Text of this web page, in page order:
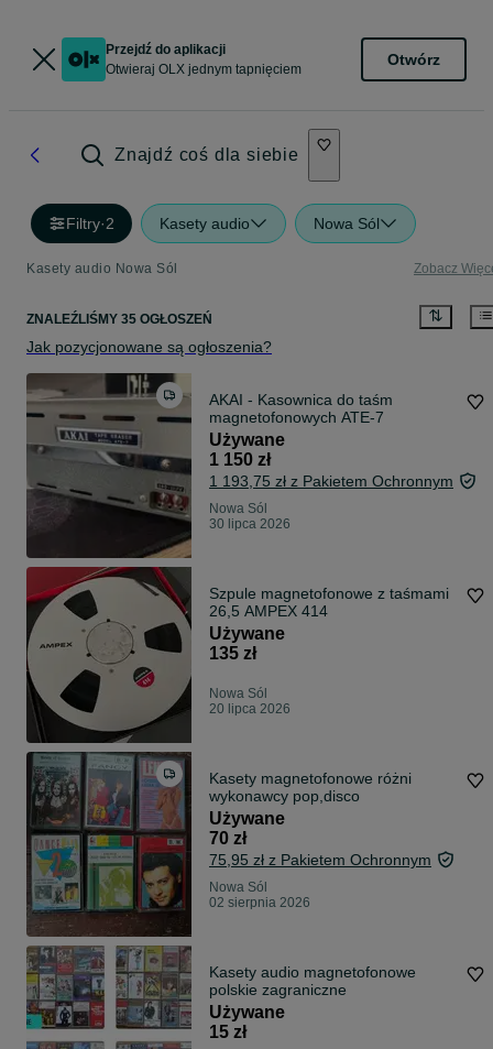
Przejdź do aplikacji
Otwieraj OLX jednym tapnięciem
Otwórz
Znajdź coś dla siebie
Filtry·2 Kasety audio Nowa Sól
Kasety audio Nowa Sól Zobacz
ZNALEŹLIŚMY 35 OGŁOSZEŃ
Jak pozycjonowane są ogłoszenia?
AKAI - Kasownica do taśm
magnetofonowych ATE-7
Używane
1 150 zł
1 193,75 zł z Pakietem Ochronnym
Nowa Sól
30 lipca 2026
Szpule magnetofonowe z taśmami
26,5 AMPEX 414
Używane
135 zł
Nowa Sól
20 lipca 2026
Kasety magnetofonowe różni
wykonawcy pop,disco
Używane
70 zł
75,95 zł z Pakietem Ochronnym
Nowa Sól
02 sierpnia 2026
Kasety audio magnetofonowe
polskie zagraniczne
Używane
15 zł